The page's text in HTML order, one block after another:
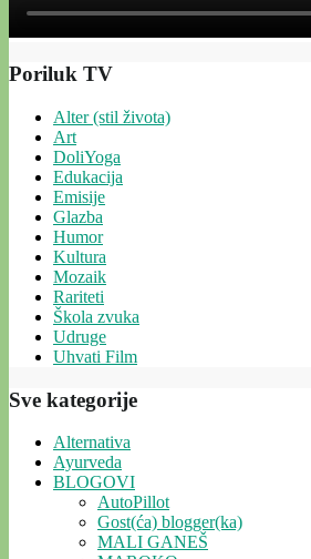
Poriluk TV
Alter (stil života)
Art
DoliYoga
Edukacija
Emisije
Glazba
Humor
Kultura
Mozaik
Rariteti
Škola zvuka
Udruge
Uhvati Film
Sve kategorije
Alternativa
Ayurveda
BLOGOVI
AutoPillot
Gost(ća) blogger(ka)
MALI GANEŠ